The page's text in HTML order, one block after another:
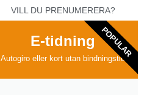
VILL DU PRENUMERERA?
E-tidning
Autogiro eller kort utan bindningstid
POPULAR